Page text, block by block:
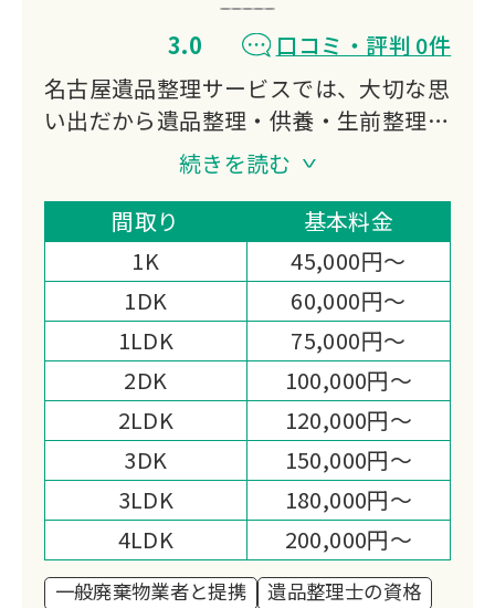
3.0
口コミ・評判 0件
名古屋遺品整理サービスでは、大切な思
い出だから遺品整理・供養・生前整理・
家財整理まで誠実、親切、丁寧にお客様
の想いに寄り添いお手伝いさせていただ
きます。
ご依頼者様と弊社との信頼関係が一番だ
と考えておりますので、明朗会計を徹底
しております。
状況に応じた見積もりをご依頼者様にも
ご協力を頂く形でできる限り満足して頂
けるよう努力しております。
続きを読む
間取り
基本料金
1K
45,000円～
1DK
60,000円～
1LDK
75,000円～
2DK
100,000円～
2LDK
120,000円～
3DK
150,000円～
3LDK
180,000円～
4LDK
200,000円～
一般廃棄物業者と提携
遺品整理士の資格